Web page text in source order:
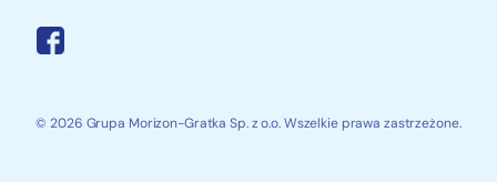
© 2026 Grupa Morizon-Gratka Sp. z o.o. Wszelkie prawa zastrzeżone.